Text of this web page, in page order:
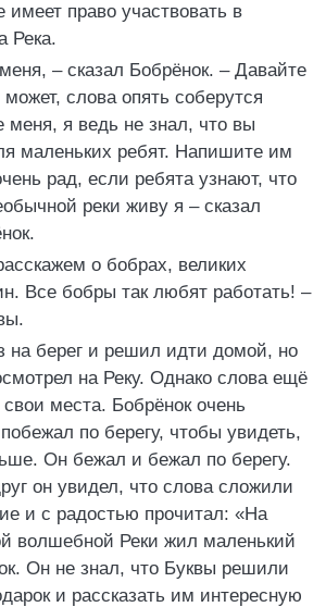
право участвовать в
Река.
– сказал Бобрёнок. – Давайте
слова опять соберутся
меня, я ведь не знал, что вы
маленьких ребят. Напишите им
рад, если ребята узнают, что
реки живу я – сказал
о бобрах, великих
Все бобры так любят работать! –
на берег и решил идти домой, но
на Реку. Однако слова ещё
места. Бобрёнок очень
по берегу, чтобы увидеть,
Он бежал и бежал по берегу.
он увидел, что слова сложили
и с радостью прочитал: «На
волшебной Реки жил маленький
Он не знал, что Буквы решили
и рассказать им интересную